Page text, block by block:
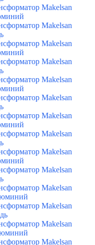
Makelsan
Makelsan
Makelsan
Makelsan
Makelsan
Makelsan
Makelsan
Makelsan
Makelsan
Makelsan
Makelsan
Makelsan
Makelsan
Makelsan